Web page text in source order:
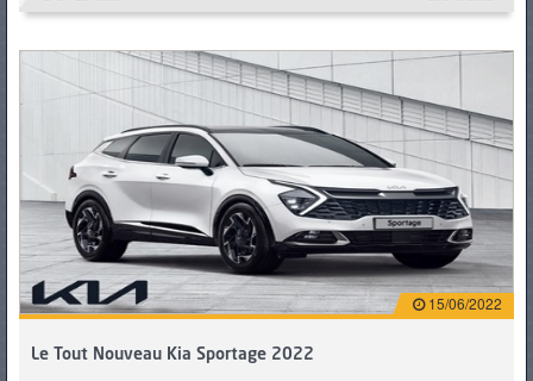
15/06/2022
Le Tout Nouveau Kia Sportage 2022